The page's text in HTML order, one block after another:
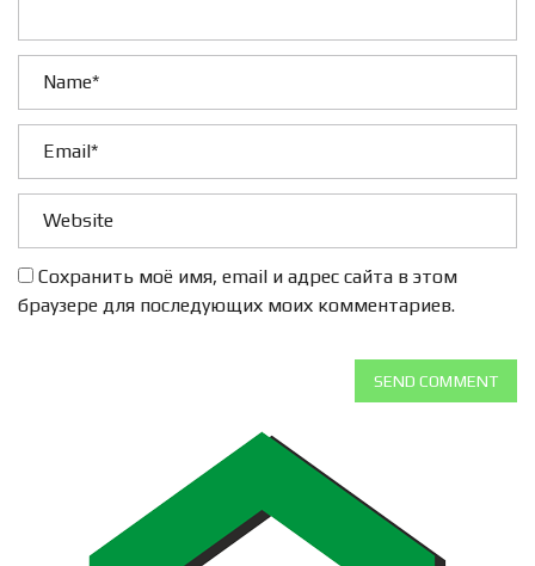
Сохранить моё имя, email и адрес сайта в этом
браузере для последующих моих комментариев.
SEND COMMENT